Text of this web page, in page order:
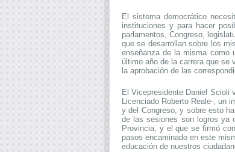
El sistema democrático
instituciones y para hacer
parlamentos, Congreso,
que se desarrollan sobre los
enseñanza de la misma como
último año de la carrera que
la aprobación de las
El Vicepresidente Daniel Scioli
Licenciado Roberto Reale-, un
y del Congreso, y sobre esto
de las sesiones son logros ya
Provincia, y el que se firmó
pasos encaminado en este
educación de nuestros